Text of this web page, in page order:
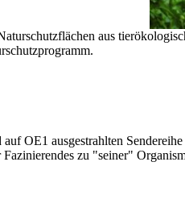
aus
OE1 ausgestrahlten
zu "seiner"